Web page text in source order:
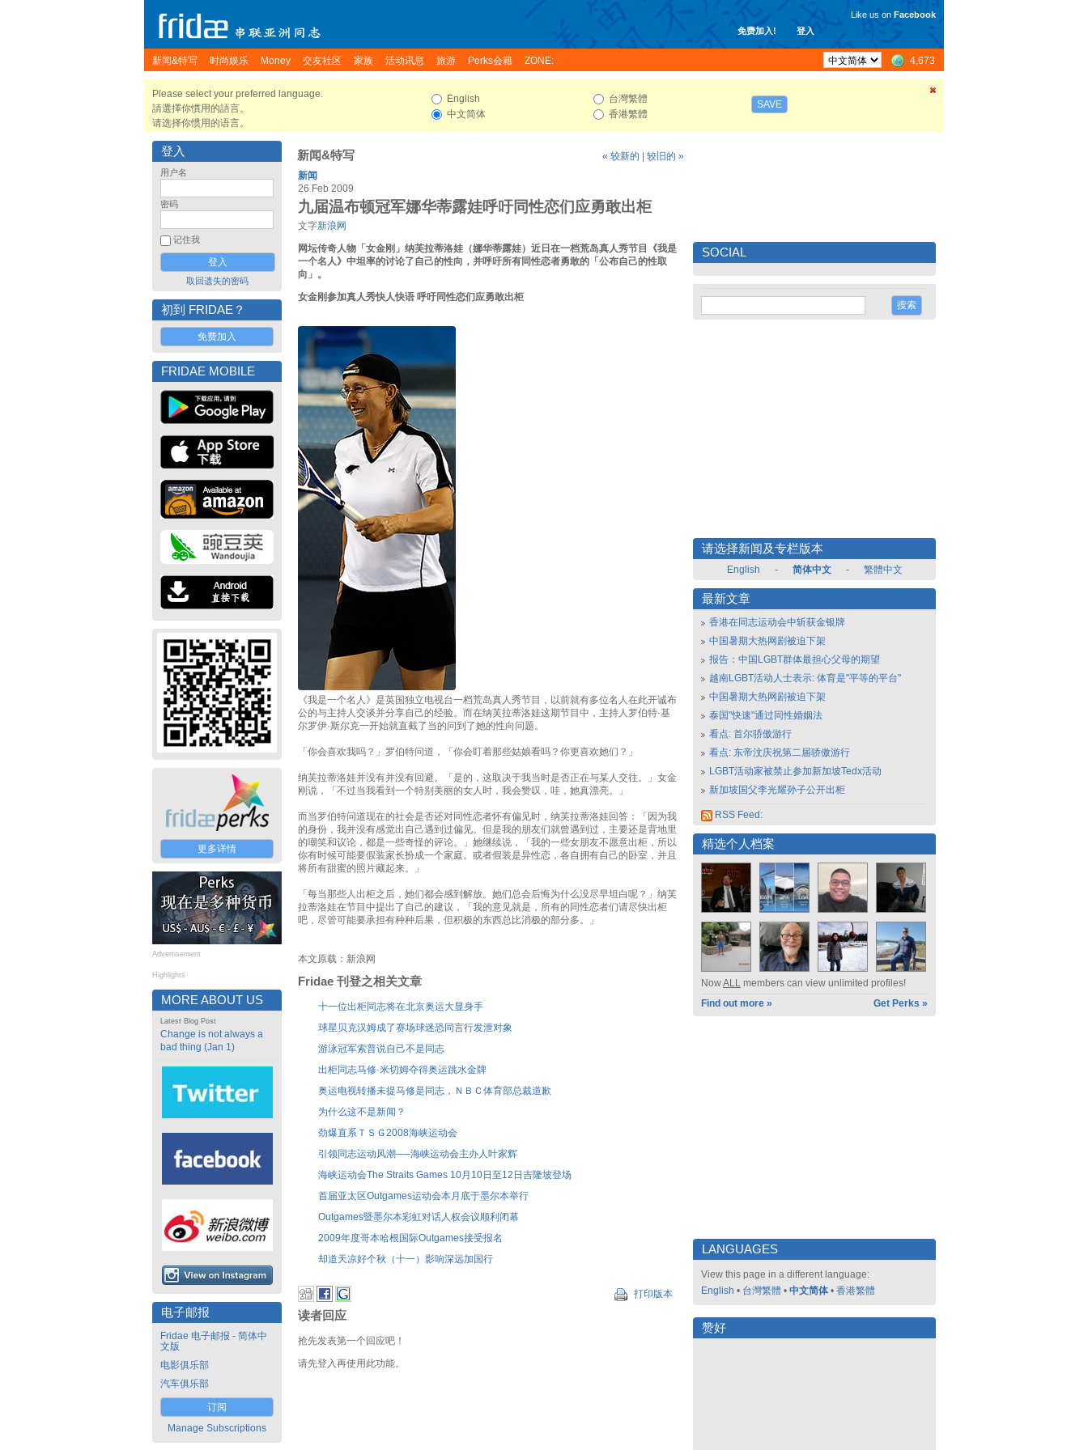
免费加入! 登入
Like us on Facebook
新闻&特写 时尚娱乐 Money 交友社区 家族 活动讯息 旅游 Perks会籍 ZONE: 4,673
Please select your preferred language.
請選擇你慣用的語言。
请选择你惯用的语言。
English
中文简体
台灣繁體
香港繁體
SAVE
登入
用户名
密码
记住我
取回遗失的密码
初到 FRIDAE？
免费加入
FRIDAE MOBILE
更多详情
Advertisement
Highlights
MORE ABOUT US
Latest Blog Post
Change is not always a
bad thing (Jan 1)
电子邮报
Fridae 电子邮报 - 简体中
文版
电影俱乐部
汽车俱乐部
订阅
Manage Subscriptions
新闻&特写 « 较新的
较旧的 »
新闻
26 Feb 2009
九届温布顿冠军娜华蒂露娃呼吁同性恋们应勇敢出柜
文字新浪网
网坛传奇人物「女金刚」纳芙拉蒂洛娃（娜华蒂露娃）近日在一档荒岛真人秀节目《我是
一个名人》中坦率的讨论了自己的性向，并呼吁所有同性恋者勇敢的「公布自己的性取
向」。
女金刚参加真人秀快人快语 呼吁同性恋们应勇敢出柜
《我是一个名人》是英国独立电视台一档荒岛真人秀节目，以前就有多位名人在此开诚布
公的与主持人交谈并分享自己的经验。而在纳芙拉蒂洛娃这期节目中，主持人罗伯特·基
尔罗伊·斯尔克一开始就直截了当的问到了她的性向问题。
「你会喜欢我吗？」罗伯特问道，「你会盯着那些姑娘看吗？你更喜欢她们？」
纳芙拉蒂洛娃并没有并没有回避。「是的，这取决于我当时是否正在与某人交往。」女金
刚说，「不过当我看到一个特别美丽的女人时，我会赞叹，哇，她真漂亮。」
而当罗伯特问道现在的社会是否还对同性恋者怀有偏见时，纳芙拉蒂洛娃回答：「因为我
的身份，我并没有感觉出自己遇到过偏见。但是我的朋友们就曾遇到过，主要还是背地里
的嘲笑和议论，都是一些奇怪的评论。」她继续说，「我的一些女朋友不愿意出柜，所以
你有时候可能要假装家长扮成一个家庭。或者假装是异性恋，各自拥有自己的卧室，并且
将所有甜蜜的照片藏起来。」
「每当那些人出柜之后，她们都会感到解放。她们总会后悔为什么没尽早坦白呢？」纳芙
拉蒂洛娃在节目中提出了自己的建议，「我的意见就是，所有的同性恋者们请尽快出柜
吧，尽管可能要承担有种种后果，但积极的东西总比消极的部分多。」
本文原载：新浪网
Fridae 刊登之相关文章
十一位出柜同志将在北京奥运大显身手
球星贝克汉姆成了赛场球迷恐同言行发泄对象
游泳冠军索普说自己不是同志
出柜同志马修·米切姆夺得奥运跳水金牌
奥运电视转播未提马修是同志，ＮＢＣ体育部总裁道歉
为什么这不是新闻？
劲爆直系ＴＳＧ2008海峡运动会
引领同志运动风潮──海峡运动会主办人叶家辉
海峡运动会The Straits Games 10月10日至12日吉隆坡登场
首届亚太区Outgames运动会本月底于墨尔本举行
Outgames暨墨尔本彩虹对话人权会议顺利闭幕
2009年度哥本哈根国际Outgames接受报名
却道天凉好个秋（十一）影响深远加国行
打印版本
读者回应
抢先发表第一个回应吧！
请先登入再使用此功能。
SOCIAL
请选择新闻及专栏版本
English - 简体中文 - 繁體中文
最新文章
香港在同志运动会中斩获金银牌
中国暑期大热网剧被迫下架
报告：中国LGBT群体最担心父母的期望
越南LGBT活动人士表示: 体育是"平等的平台"
中国暑期大热网剧被迫下架
泰国"快速"通过同性婚姻法
看点: 首尔骄傲游行
看点: 东帝汶庆祝第二届骄傲游行
LGBT活动家被禁止参加新加坡Tedx活动
新加坡国父李光耀孙子公开出柜
RSS Feed:
精选个人档案
NowALL members can view unlimited profiles!
Find out more »
Get Perks »
LANGUAGES
View this page in a different language:
English • 台灣繁體 • 中文简体 • 香港繁體
赞好